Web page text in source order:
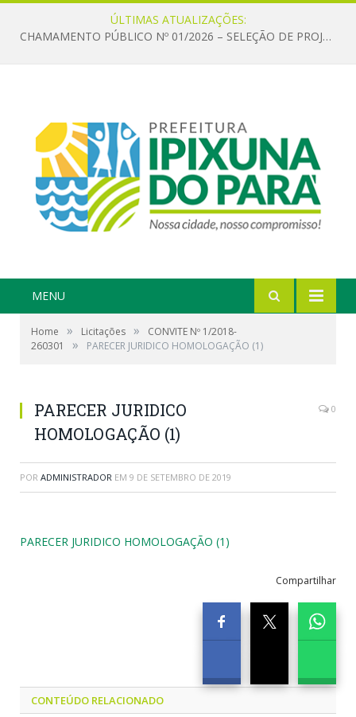
ÚLTIMAS ATUALIZAÇÕES:
CHAMAMENTO PÚBLICO Nº 01/2026 – SELEÇÃO DE PROJETOS PARA FIRMAR TERMO DE EXECUÇÃO CULTURAL COM RECURSOS DA POLÍTICA NACIONAL ALDIR BLANC DE FOMENTO À CULTURA – PNAB (LEI Nº 14.399/2022)
MENU
Home » Licitações »
CONVITE Nº 1/2018-
260301
» PARECER JURIDICO HOMOLOGAÇÃO (1)
PARECER JURIDICO
HOMOLOGAÇÃO (1)
0
POR ADMINISTRADOR EM 9 DE SETEMBRO DE 2019
PARECER JURIDICO HOMOLOGAÇÃO (1)
Compartilhar
CONTEÚDO RELACIONADO